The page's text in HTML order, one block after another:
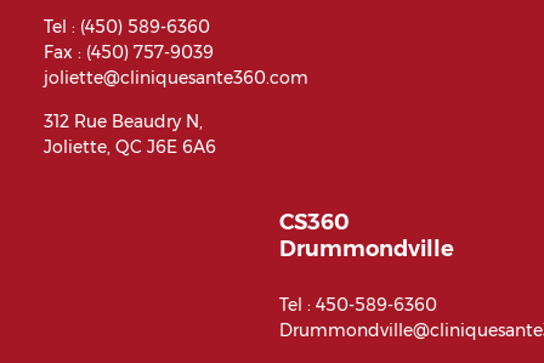
Tel : (450) 589-6360
Fax : (450) 757-9039
joliette@cliniquesante360.com
312 Rue Beaudry N,
Joliette, QC J6E 6A6
CS360
Drummondville
Tel :450-589-6360